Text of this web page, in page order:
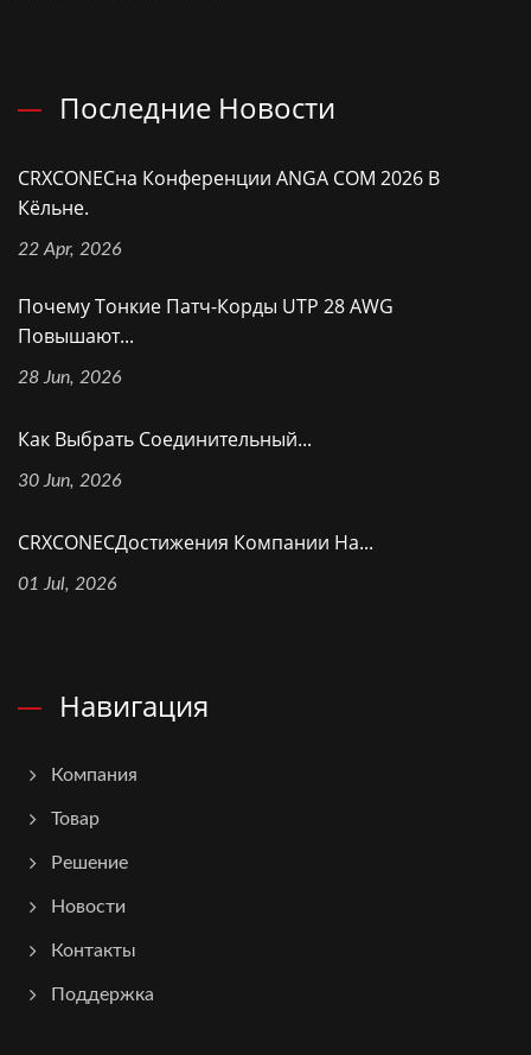
Последние Новости
CRXCONECна Конференции ANGA COM 2026 В
Кёльне.
22 Apr, 2026
Почему Тонкие Патч-Корды UTP 28 AWG
Повышают...
28 Jun, 2026
Как Выбрать Соединительный...
30 Jun, 2026
CRXCONECДостижения Компании На...
01 Jul, 2026
Навигация
Компания
Товар
Решение
Новости
Контакты
Поддержка